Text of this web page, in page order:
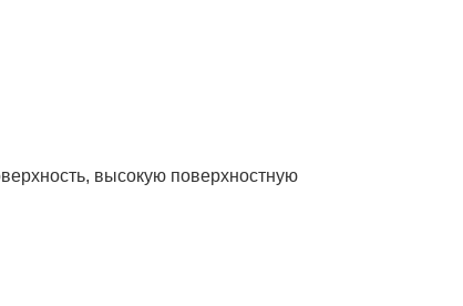
высокую поверхностную